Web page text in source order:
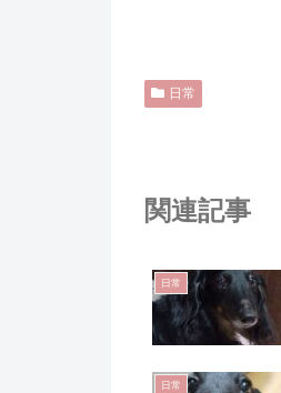
日常
関連記事
日常
日常